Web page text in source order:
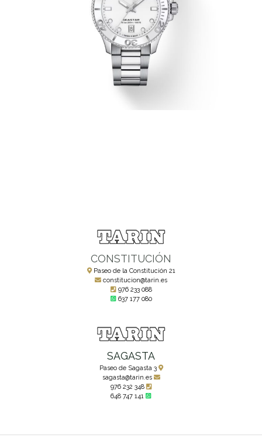
CONSTITUCIÓN
Paseo de la Constitución 21
constitucion@tarin.es
976 233 088
637 177 080
SAGASTA
Paseo de Sagasta 3
sagasta@tarin.es
976 232 348
648 747 141